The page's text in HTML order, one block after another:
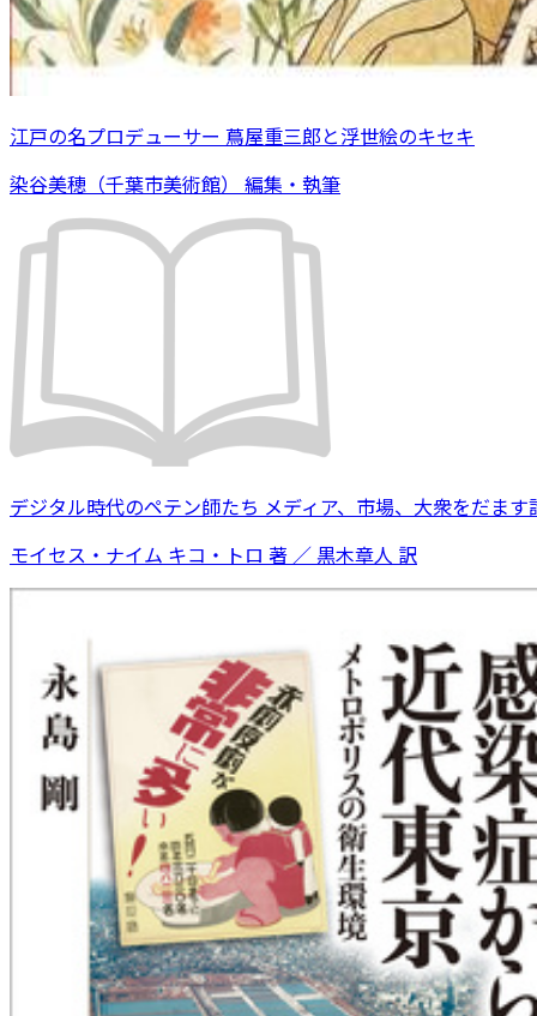
江戸の名プロデューサー 蔦屋重三郎と浮世絵のキセキ
染谷美穂（千葉市美術館） 編集・執筆
デジタル時代のペテン師たち メディア、市場、大衆をだます
モイセス・ナイム キコ・トロ 著 ／ 黒木章人 訳